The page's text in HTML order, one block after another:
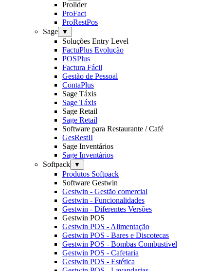
Prolider
ProFact
ProRestPos
Sage
▼
Soluções Entry Level
FactuPlus Evolução
POSPlus
Factura Fácil
Gestão de Pessoal
ContaPlus
Sage Táxis
Sage Táxis
Sage Retail
Sage Retail
Software para Restaurante / Café
GesRestII
Sage Inventários
Sage Inventários
Softpack
▼
Produtos Softpack
Software Gestwin
Gestwin - Gestão comercial
Gestwin - Funcionalidades
Gestwin - Diferentes Versões
Gestwin POS
Gestwin POS - Alimentação
Gestwin POS - Bares e Discotecas
Gestwin POS - Bombas Combustivel
Gestwin POS - Cafetaria
Gestwin POS - Estética